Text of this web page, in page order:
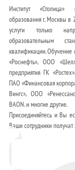
Институт
образования г. Москвы в
услуги только
образовательным
квалификации.
«Роснефть», ООО
предприятия ГК
ПАО «Финансовая
Вингс», ООО
BAON. и многие другие.
Присоединяйтесь и Вы
Ваши сотрудники